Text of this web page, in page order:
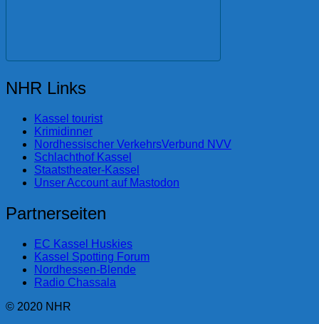
NHR Links
Kassel tourist
Krimidinner
Nordhessischer VerkehrsVerbund NVV
Schlachthof Kassel
Staatstheater-Kassel
Unser Account auf Mastodon
Partnerseiten
EC Kassel Huskies
Kassel Spotting Forum
Nordhessen-Blende
Radio Chassala
© 2020 NHR